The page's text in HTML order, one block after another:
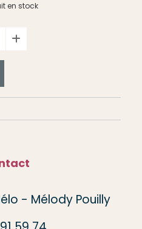
en stock
- Mélody Pouilly